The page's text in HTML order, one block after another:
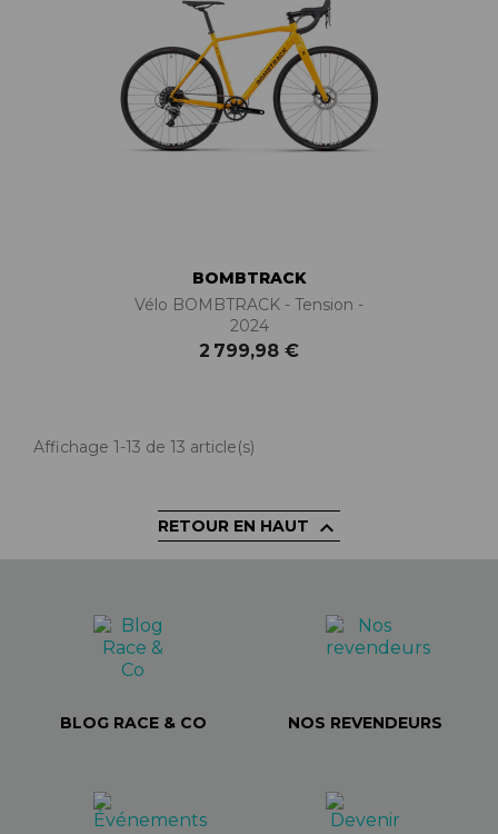
BOMBTRACK
Vélo BOMBTRACK - Tension -
2024
2 799,98 €
Affichage 1-13 de 13 article(s)
RETOUR EN HAUT 
BLOG RACE & CO NOS REVENDEURS